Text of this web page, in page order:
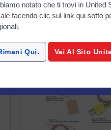
Termocoppie di
poliimmide
risposta rapida
notato che ti trovi in United
facendo clic sul link qui sotto
Qui. Vai Al Sito